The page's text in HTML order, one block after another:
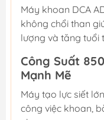
Máy khoan DCA
không chổi than
lượng và tăng tuổi
Công Suất
Mạnh Mẽ
Máy tạo lực siết
công việc khoan,